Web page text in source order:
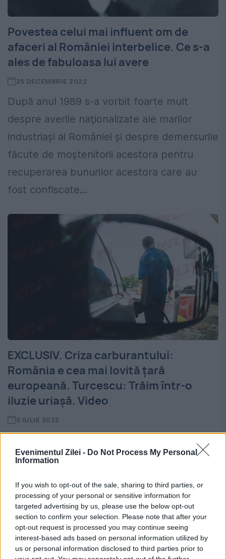
Evenimentul Zilei - Do Not Process My Personal
Information
If you wish to opt-out of the sale, sharing to third parties, or
processing of your personal or sensitive information for
targeted advertising by us, please use the below opt-out
section to confirm your selection. Please note that after your
opt-out request is processed you may continue seeing
interest-based ads based on personal information utilized by
us or personal information disclosed to third parties prior to
Povestea celui mai influent om de
afaceri al României interbelice. Ce s-a
ales de fabuloasa lui avere
25 DECEMBRIE 2022
După anul 1989 s-a vorbit foarte mult
despre averile naţionalizate ale marilor
industriaşi ai României şi despre demersurile
făcute de moştenitorii acestora pentru
recuperarea bunurilor acestora care au
fost confiscate...
EXCLUSIV. Criza carburantului:
România e cea mai lovită țară
europeană. Turcescu: Trăim într-o
iluzie uriașă. Video
5 IULIE 2022
e după o binecunoscută rețetă autohtonă:
vechi, Simona Ionescu, Robert Turcescu,
Mirel Curea şi Marius Ghilezan au...